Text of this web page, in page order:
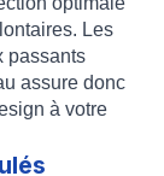
Les
passants
assure donc
à votre